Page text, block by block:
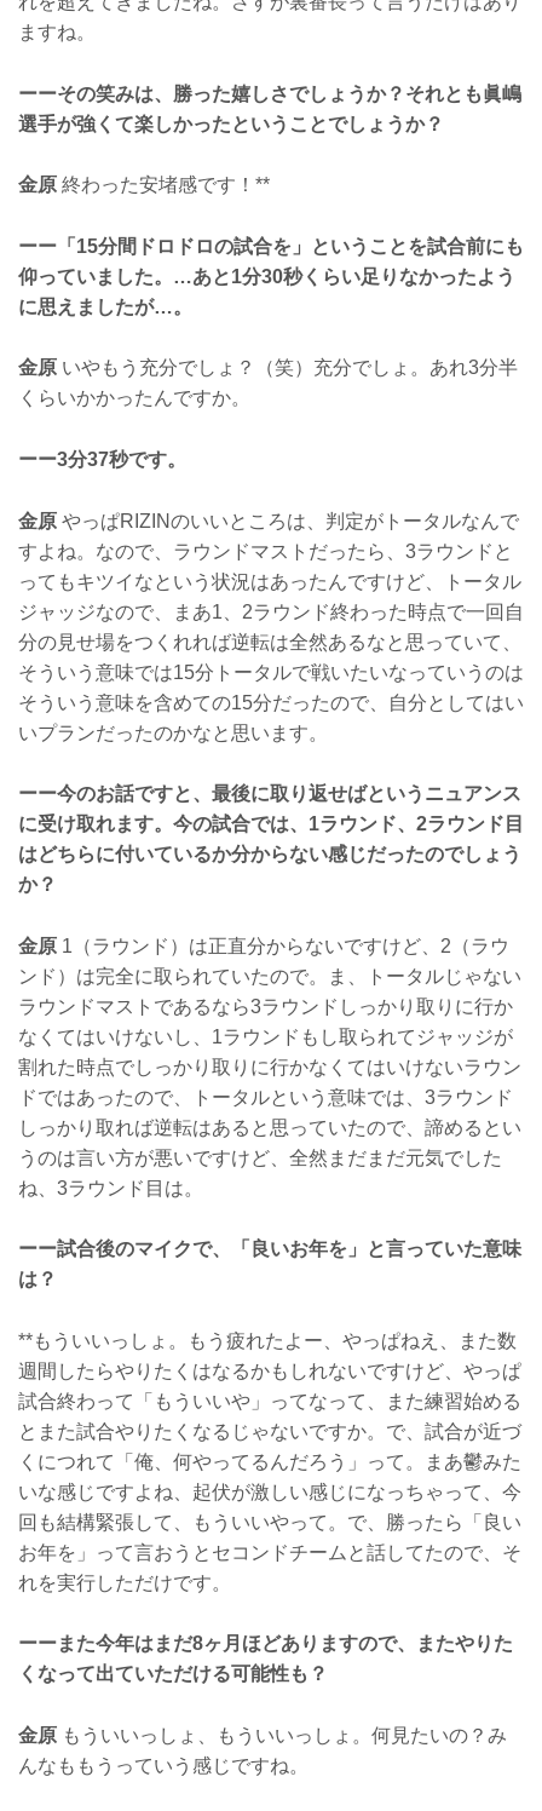
ますね。
ーーその笑みは、勝った嬉しさでしょうか？それとも眞嶋
選手が強くて楽しかったということでしょうか？
金原 終わった安堵感です！**
ーー「15分間ドロドロの試合を」ということを試合前にも
仰っていました。…あと1分30秒くらい足りなかったよう
に思えましたが…。
金原 いやもう充分でしょ？（笑）充分でしょ。あれ3分半
くらいかかったんですか。
ーー3分37秒です。
金原 やっぱRIZINのいいところは、判定がトータルなんで
すよね。なので、ラウンドマストだったら、3ラウンドと
ってもキツイなという状況はあったんですけど、トータル
ジャッジなので、まあ1、2ラウンド終わった時点で一回自
分の見せ場をつくれれば逆転は全然あるなと思っていて、
そういう意味では15分トータルで戦いたいなっていうのは
そういう意味を含めての15分だったので、自分としてはい
いプランだったのかなと思います。
ーー今のお話ですと、最後に取り返せばというニュアンス
に受け取れます。今の試合では、1ラウンド、2ラウンド目
はどちらに付いているか分からない感じだったのでしょう
か？
金原 1（ラウンド）は正直分からないですけど、2（ラウ
ンド）は完全に取られていたので。ま、トータルじゃない
ラウンドマストであるなら3ラウンドしっかり取りに行か
なくてはいけないし、1ラウンドもし取られてジャッジが
割れた時点でしっかり取りに行かなくてはいけないラウン
ドではあったので、トータルという意味では、3ラウンド
しっかり取れば逆転はあると思っていたので、諦めるとい
うのは言い方が悪いですけど、全然まだまだ元気でした
ね、3ラウンド目は。
ーー試合後のマイクで、「良いお年を」と言っていた意味
は？
**もういいっしょ。もう疲れたよー、やっぱねえ、また数
週間したらやりたくはなるかもしれないですけど、やっぱ
試合終わって「もういいや」ってなって、また練習始める
とまた試合やりたくなるじゃないですか。で、試合が近づ
くにつれて「俺、何やってるんだろう」って。まあ鬱みた
いな感じですよね、起伏が激しい感じになっちゃって、今
回も結構緊張して、もういいやって。で、勝ったら「良い
お年を」って言おうとセコンドチームと話してたので、そ
れを実行しただけです。
ーーまた今年はまだ8ヶ月ほどありますので、またやりた
くなって出ていただける可能性も？
金原 もういいっしょ、もういいっしょ。何見たいの？み
んなももうっていう感じですね。